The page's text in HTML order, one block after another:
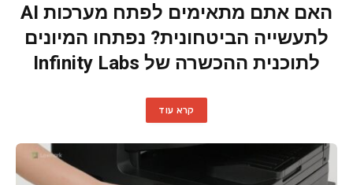
האם אתם מתאימים לפתח מערכות AI
לתעשייה הביטחונית? נפתחו המיונים
לתוכנית ההכשרה של Infinity Labs
קרא עוד